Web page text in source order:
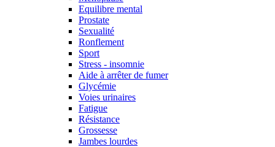
Equilibre mental
Prostate
Sexualité
Ronflement
Sport
Stress - insomnie
Aide à arrêter de fumer
Glycémie
Voies urinaires
Fatigue
Résistance
Grossesse
Jambes lourdes